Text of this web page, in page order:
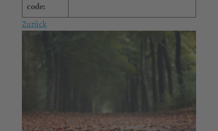
code:
Zurück